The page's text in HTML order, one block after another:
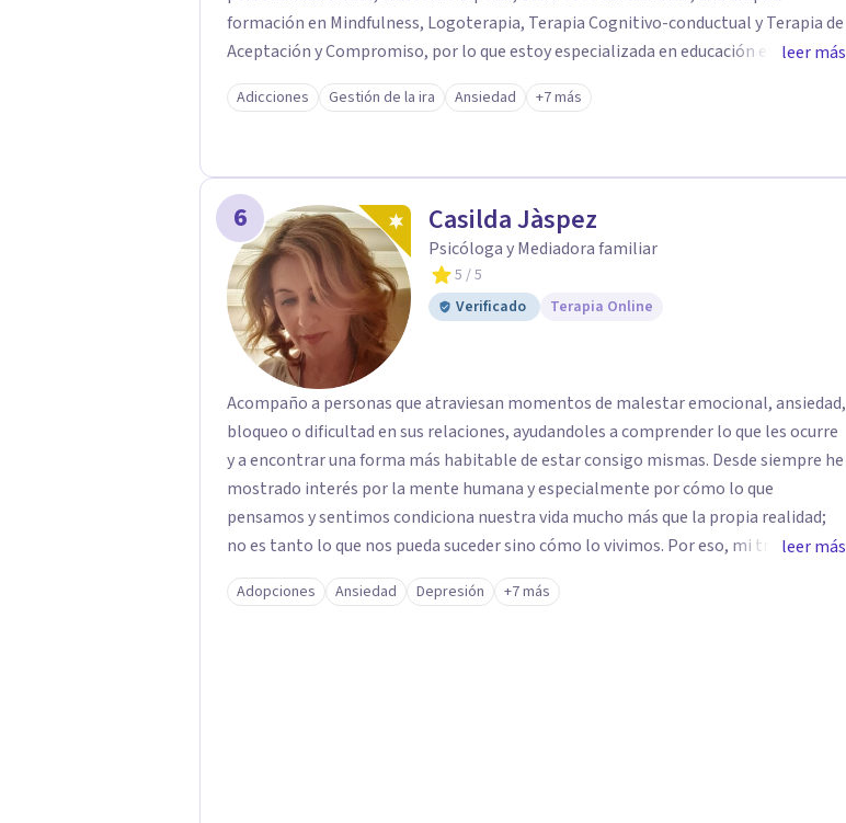
formación en Mindfulness, Logoterapia, Terapia Cognitivo-conductual y Terapia de
Aceptación y Compromiso, por lo que estoy especializada en educación emocional,
gestión de la ira, problemas relacionales, vacío existencial y autoestima. Trabajo
desde veinte años, tanto de forma presencial (Granada), como online.
leer más
Adicciones Gestión de la ira Ansiedad +7 más
6 Casilda Jàspez
Psicóloga y Mediadora familiar
5 / 5
Verificado
Terapia Online
Acompaño a personas que atraviesan momentos de malestar emocional, ansiedad,
bloqueo o dificultad en sus relaciones, ayudandoles a comprender lo que les ocurre
y a encontrar una forma más habitable de estar consigo mismas. Desde siempre he
mostrado interés por la mente humana y especialmente por cómo lo que
pensamos y sentimos condiciona nuestra vida mucho más que la propia realidad;
no es tanto lo que nos pueda suceder sino cómo lo vivimos. Por eso, mi trabajo
parte de la escucha de la experiencia subjetiva de cada persona. Entiendo la terapia
como un espacio de acompañamiento donde poder dar sentido a lo que ocurre,
leer más
Adopciones Ansiedad Depresión +7 más